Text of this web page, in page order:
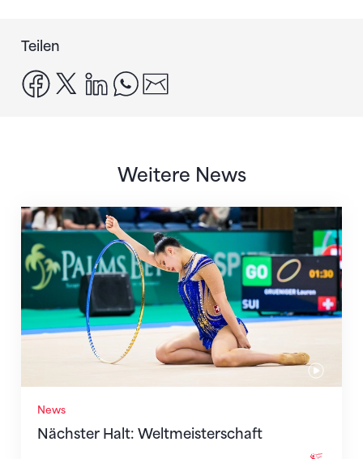
Teilen
facebook
x linkedinwhatsapp
Weitere News
News
Nächster Halt: Weltmeisterschaft
Nächster Halt: Weltmeisterschaft